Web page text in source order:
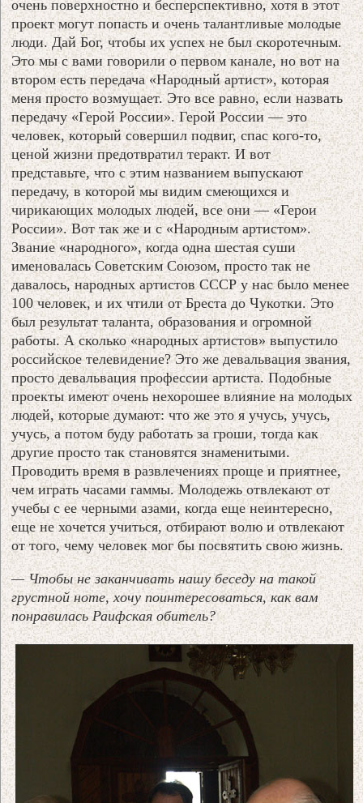
очень поверхностно и бесперспективно, хотя в этот
проект могут попасть и очень талантливые молодые
люди. Дай Бог, чтобы их успех не был скоротечным.
Это мы с вами говорили о первом канале, но вот на
втором есть передача «Народный артист», которая
меня просто возмущает. Это все равно, если назвать
передачу «Герой России». Герой России — это
человек, который совершил подвиг, спас кого-то,
ценой жизни предотвратил теракт. И вот
представьте, что с этим названием выпускают
передачу, в которой мы видим смеющихся и
чирикающих молодых людей, все они — «Герои
России». Вот так же и с «Народным артистом».
Звание «народного», когда одна шестая суши
именовалась Советским Союзом, просто так не
давалось, народных артистов СССР у нас было менее
100 человек, и их чтили от Бреста до Чукотки. Это
был результат таланта, образования и огромной
работы. А сколько «народных артистов» выпустило
российское телевидение? Это же девальвация звания,
просто девальвация профессии артиста. Подобные
проекты имеют очень нехорошее влияние на молодых
людей, которые думают: что же это я учусь, учусь,
учусь, а потом буду работать за гроши, тогда как
другие просто так становятся знаменитыми.
Проводить время в развлечениях проще и приятнее,
чем играть часами гаммы. Молодежь отвлекают от
учебы с ее черными азами, когда еще неинтересно,
еще не хочется учиться, отбирают волю и отвлекают
от того, чему человек мог бы посвятить свою жизнь.
— Чтобы не заканчивать нашу беседу на такой
грустной ноте, хочу поинтересоваться, как вам
понравилась Раифская обитель?